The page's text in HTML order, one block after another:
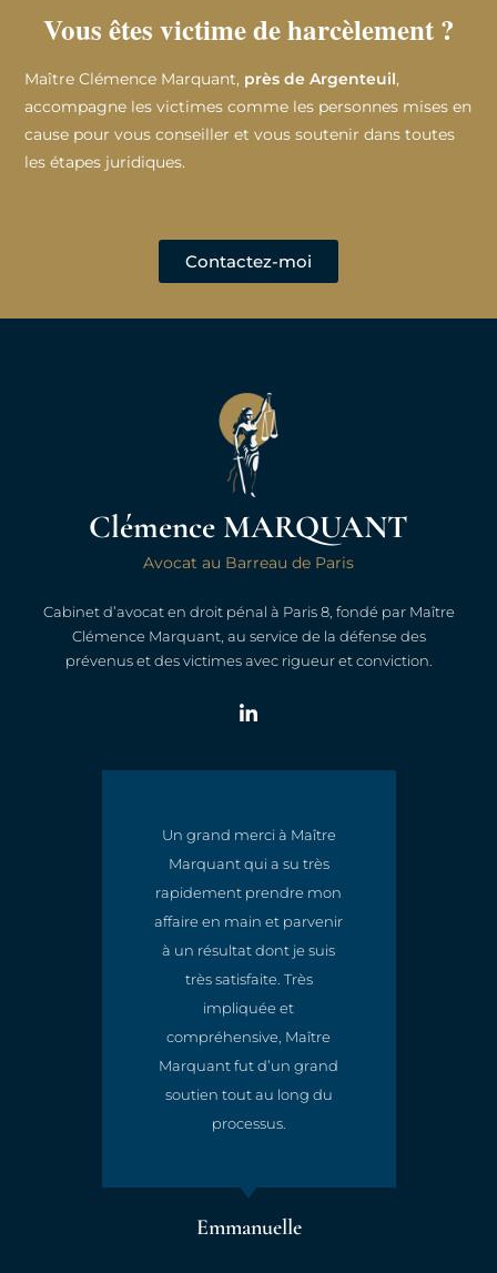
Vous êtes victime de harcèlement ?
Maître Clémence Marquant, près de Argenteuil,
accompagne les victimes comme les personnes mises en
cause pour vous conseiller et vous soutenir dans toutes
les étapes juridiques.
Contactez-moi
Clémence MARQUANT
Avocat au Barreau de Paris
Cabinet d’avocat en droit pénal à Paris 8, fondé par Maître
Clémence Marquant, au service de la défense des
prévenus et des victimes avec rigueur et conviction.
Un grand merci à Maître
Marquant qui a su très
rapidement prendre mon
affaire en main et parvenir
à un résultat dont je suis
très satisfaite. Très
impliquée et
compréhensive, Maître
Marquant fut d’un grand
soutien tout au long du
processus.
Emmanuelle